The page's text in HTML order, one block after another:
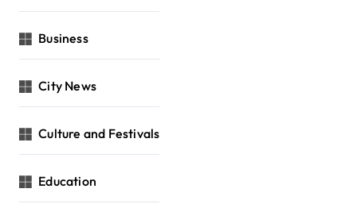
Business
City News
Culture and Festivals
Education